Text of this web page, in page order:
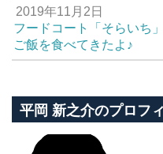
2019年11月2日
フードコート「そらいち
ご飯を食べてきたよ♪
平岡 新之介のプロフ